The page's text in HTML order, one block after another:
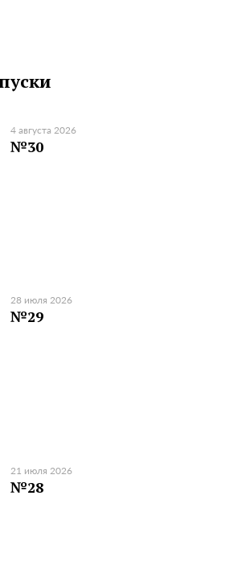
4 августа 2026
№30
28 июля 2026
№29
21 июля 2026
№28